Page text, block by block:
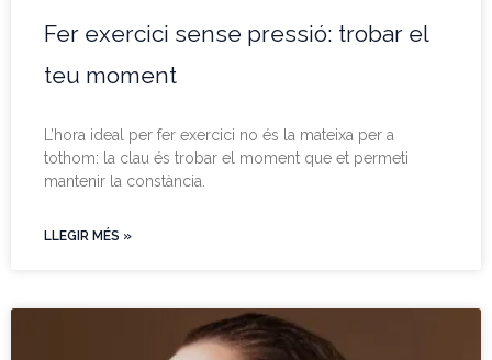
Fer exercici sense pressió: trobar el
teu moment
L’hora ideal per fer exercici no és la mateixa per a
tothom: la clau és trobar el moment que et permeti
mantenir la constància.
LLEGIR MÉS »